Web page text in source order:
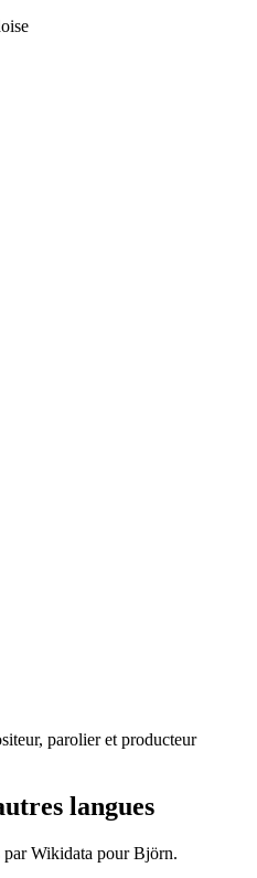
parolier et producteur
langues
par Wikidata pourBjörn.